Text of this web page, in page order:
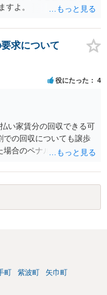
すよ。
求について
役にたった 4
い家賃分の回収できる可
での回収についても譲歩
場合のペナルティ等を定
るという形の方が、交渉
良いかと思われます。
町 紫波町 矢巾町